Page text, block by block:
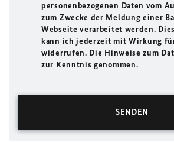
personenbezogenen Daten vom
zum Zwecke der Meldung einer
Webseite verarbeitet werden.
kann ich jederzeit mit Wirkung
widerrufen. Die Hinweise zum
zur Kenntnis genommen.